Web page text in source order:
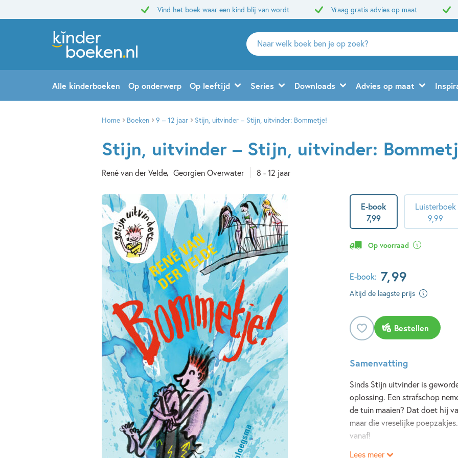
Vind het boek waar een kind blij van wordt Vraag gratis advies op maat
Zoeken
naar
en
uitgevers
Alle kinderboeken Op onderwerp Op leeftijd Series Downloads Advies op maat
Home Boeken 9 – 12 jaar Stijn, uitvinder – Stijn, uitvinder: Bommetje!
Stijn, uitvinder – Stijn, uitvinder:
René van der Velde Georgien Overwater 8 - 12 jaar
E-book
7,99
Luisterboek
999
Op voorraad
E-book: 7,99
Altijd de laagste prijs
Bestellen
Samenvatting
Sinds Stijn uitvinder is
oplossing. Een strafschop
de tuin maaien? Dat doet hij
maar die vreselijke
vanaf!
Lees meer